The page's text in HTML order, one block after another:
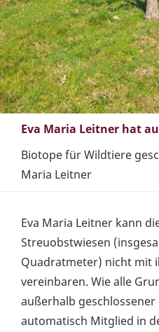
Eva Maria Leitner hat
Biotope für Wildtiere
Maria Leitner
Eva Maria Leitner kann
Streuobstwiesen
Quadratmeter) nicht mit
vereinbaren. Wie alle
außerhalb
automatisch Mitglied in